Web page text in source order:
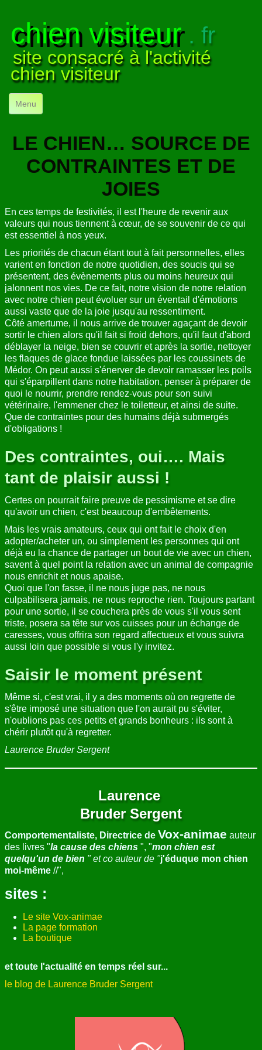
chien visiteur. fr
site consacré à l'activité
chien visiteur
Menu
NOS VISITES▼
NOTRE ACTIVITÉ
COMPRENDRE LE CHIEN ▼
VISUELS▼
ANNUAIRE
CONTACT
LE CHIEN… SOURCE DE
CONTRAINTES ET DE
JOIES
En ces temps de festivités, il est l'heure de revenir aux
valeurs qui nous tiennent à cœur, de se souvenir de ce qui
est essentiel à nos yeux.
Les priorités de chacun étant tout à fait personnelles, elles
varient en fonction de notre quotidien, des soucis qui se
présentent, des évènements plus ou moins heureux qui
jalonnent nos vies. De ce fait, notre vision de notre relation
avec notre chien peut évoluer sur un éventail d'émotions
aussi vaste que de la joie jusqu'au ressentiment.
Côté amertume, il nous arrive de trouver agaçant de devoir
sortir le chien alors qu'il fait si froid dehors, qu'il faut d'abord
déblayer la neige, bien se couvrir et après la sortie, nettoyer
les flaques de glace fondue laissées par les coussinets de
Médor. On peut aussi s'énerver de devoir ramasser les poils
qui s'éparpillent dans notre habitation, penser à préparer de
quoi le nourrir, prendre rendez-vous pour son suivi
vétérinaire, l'emmener chez le toiletteur, et ainsi de suite.
Que de contraintes pour des humains déjà submergés
d'obligations !
Des contraintes, oui…. Mais
tant de plaisir aussi !
Certes on pourrait faire preuve de pessimisme et se dire
qu'avoir un chien, c'est beaucoup d'embêtements.
Mais les vrais amateurs, ceux qui ont fait le choix d'en
adopter/acheter un, ou simplement les personnes qui ont
déjà eu la chance de partager un bout de vie avec un chien,
savent à quel point la relation avec un animal de compagnie
nous enrichit et nous apaise.
Quoi que l'on fasse, il ne nous juge pas, ne nous
culpabilisera jamais, ne nous reproche rien. Toujours partant
pour une sortie, il se couchera près de vous s'il vous sent
triste, posera sa tête sur vos cuisses pour un échange de
caresses, vous offrira son regard affectueux et vous suivra
aussi loin que possible si vous l'y invitez.
Saisir le moment présent
Même si, c'est vrai, il y a des moments où on regrette de
s'être imposé une situation que l'on aurait pu s'éviter,
n'oublions pas ces petits et grands bonheurs : ils sont à
chérir plutôt qu'à regretter.
Laurence Bruder Sergent
Laurence
Bruder Sergent
Comportementaliste, Directrice de Vox-animae auteur
des livres "la cause des chiens ", "mon chien est
quelqu'un de bien " et co auteur de "j'éduque mon chien
moi-même //",
sites :
Le site Vox-animae
La page formation
La boutique
et toute l'actualité en temps réel sur...
le blog de Laurence Bruder Sergent